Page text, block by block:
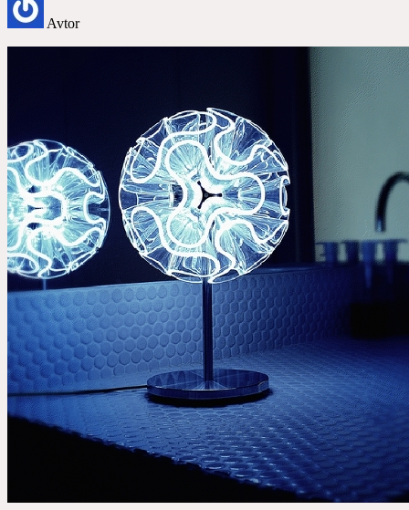
Avtor